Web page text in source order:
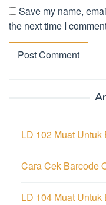
Save my name,
the next time I
LD 102 Muat Untuk
Cara Cek Barcode
LD 104 Muat Untuk